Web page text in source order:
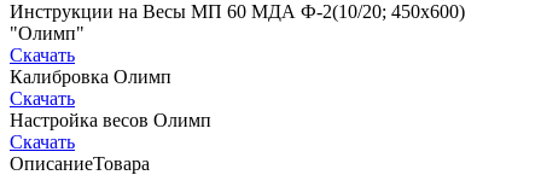
Инструкции на Весы МП 60 МДА Ф-2(10/20; 450х600)
"Олимп"
Скачать
Калибровка Олимп
Скачать
Настройка весов Олимп
Скачать
ОписаниеТовара